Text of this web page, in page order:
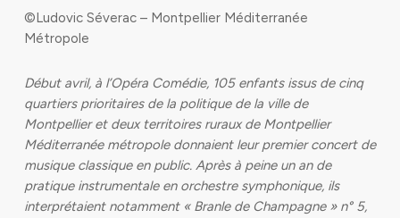
©Ludovic Séverac – Montpellier Méditerranée
Métropole
Début avril, à l’Opéra Comédie, 105 enfants issus de cinq
quartiers prioritaires de la politique de la ville de
Montpellier et deux territoires ruraux de Montpellier
Méditerranée métropole donnaient leur premier concert de
musique classique en public. Après à peine un an de
pratique instrumentale en orchestre symphonique, ils
interprétaient notamment « Branle de Champagne » n° 5,